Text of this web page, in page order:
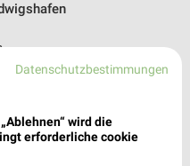
❯
Datenschutzbestimmungen
wird die
erforderliche cookie